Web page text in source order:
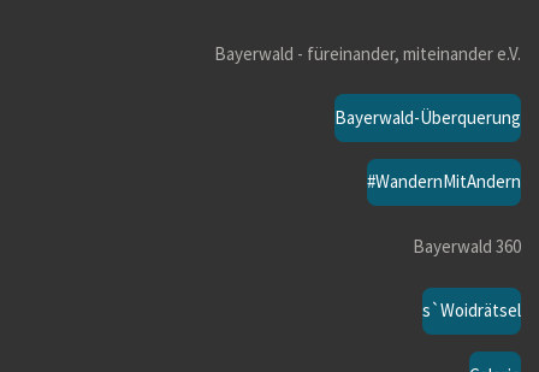
Bayerwald - füreinander, miteinander e.V.
Bayerwald-Überquerung
#WandernMitAndern
Bayerwald 360
s`Woidrätsel